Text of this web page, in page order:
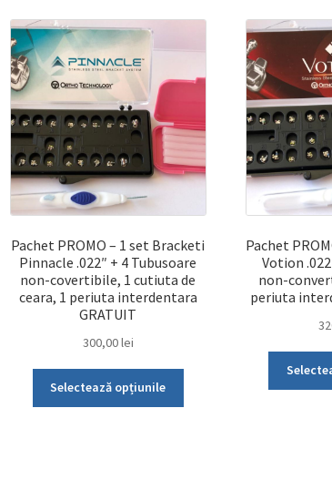
Pachet PROMO – 1 set Bracketi
Pinnacle .022″ + 4 Tubusoare
non-covertibile, 1 cutiuta de
ceara, 1 periuta interdentara
GRATUIT
300,00lei
Selectează opțiunile
Pachet
Votion
non-
periuta